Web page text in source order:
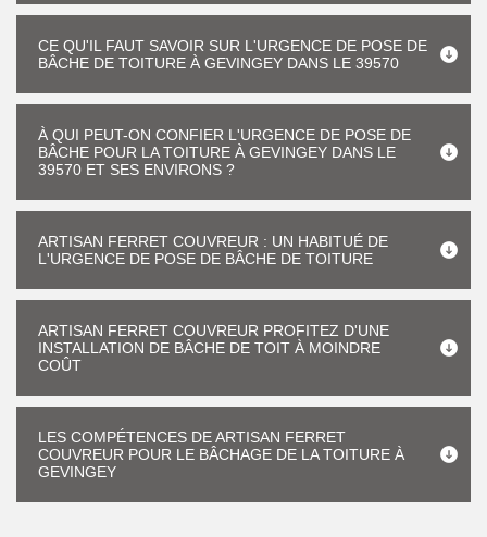
CE QU'IL FAUT SAVOIR SUR L'URGENCE DE POSE DE
BÂCHE DE TOITURE À GEVINGEY DANS LE 39570
À QUI PEUT-ON CONFIER L'URGENCE DE POSE DE
BÂCHE POUR LA TOITURE À GEVINGEY DANS LE
39570 ET SES ENVIRONS ?
ARTISAN FERRET COUVREUR : UN HABITUÉ DE
L'URGENCE DE POSE DE BÂCHE DE TOITURE
ARTISAN FERRET COUVREUR PROFITEZ D'UNE
INSTALLATION DE BÂCHE DE TOIT À MOINDRE
COÛT
LES COMPÉTENCES DE ARTISAN FERRET
COUVREUR POUR LE BÂCHAGE DE LA TOITURE À
GEVINGEY